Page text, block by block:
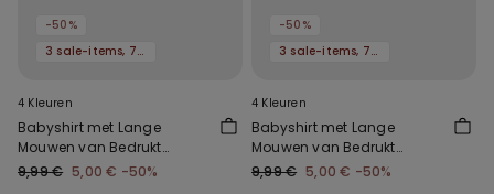
-50%
3 sale-items, 70% korting
4 Kleuren
Babyshirt met Lange
Mouwen van Bedrukt
Katoen
9,99 € 5,00 € -50%
-50%
3 sale-items, 70% korting
4 Kleuren
Babyshirt met Lange
Mouwen van Bedrukt
Katoen
9,99 € 5,00 € -50%